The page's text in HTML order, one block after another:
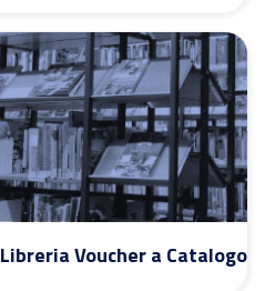
Libreria Voucher a Catalogo